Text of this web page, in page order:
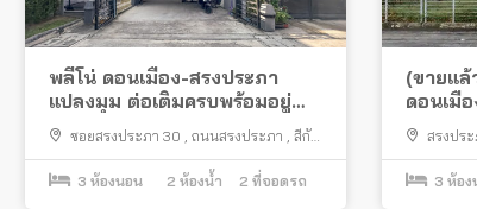
พลีโน่ ดอนเมือง-สรงประภา
แปลงมุม ต่อเติมครบพร้อมอยู่
ใกล้สนามบินดอนเมือง
ซอยสรงประภา 30 ถนนสรงประภา
สีกัน
, ดอนเมือง , กรุงเทพมหานคร
3 ห้องนอน 2 ห้องน้ำ 2 ที่จอดรถ
(ขายแล้
ดอนเมื
ทำเลดีใ
สรงปร
3 ห้อง